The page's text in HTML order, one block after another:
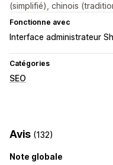
(simplifié), chinois
Fonctionne avec
Interface administrateur
Catégories
SEO
JSON-LD
Automatisations
Avis (132)
Note globale